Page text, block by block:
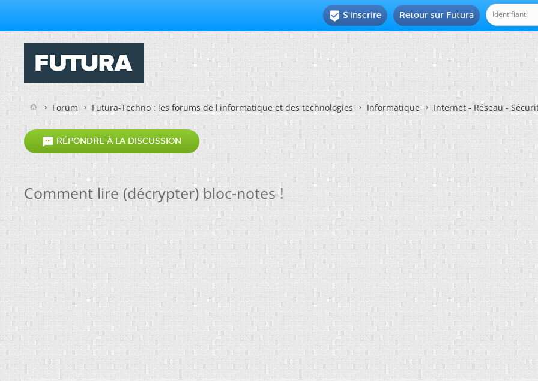
Retour sur Futura
 S'inscrire
Forum Futura-Techno : les forums de l'informatique et des technologies Informatique Internet - Réseau -
 RÉPONDRE À LA DISCUSSION
Comment lire (décrypter) bloc-notes !